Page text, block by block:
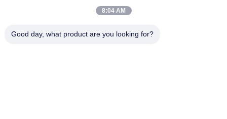
Liên Hệ Với Chúng Tôi
8:04 AM
Good day, what product are you looking for?